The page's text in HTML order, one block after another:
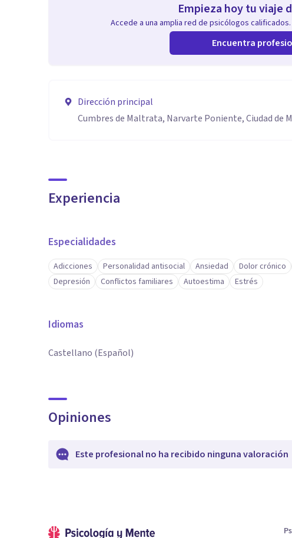
Empieza hoy tu viaje
Accede a una amplia red de psicólogos
Encuentra
Dirección principal
Cumbres de Maltrata, Narvarte Poniente, Ciudad de
Experiencia
Especialidades
Adicciones Personalidad antisocial Ansiedad Dolor crónico
Depresión
Conflictos familiares Autoestima Estrés
Idiomas
Castellano (Español)
Opiniones
Este profesional no ha recibido ninguna valoración